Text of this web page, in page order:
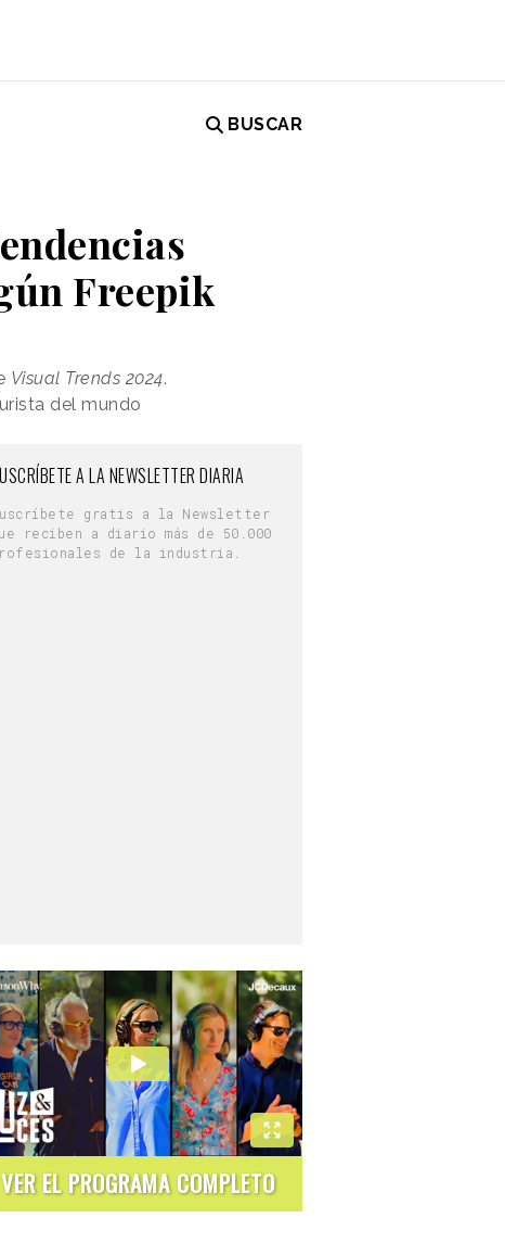
BUSCAR
Freepik
Visual Trends 2024.
del mundo
A LA NEWSLETTER DIARIA
gratis a la Newsletter
reciben a diario más de 50.000
de la industria.
VER EL PROGRAMA COMPLETO